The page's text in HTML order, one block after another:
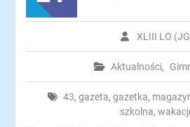
XLIII LO
Aktualności,
43, gazeta, gazetka,
szkolna,